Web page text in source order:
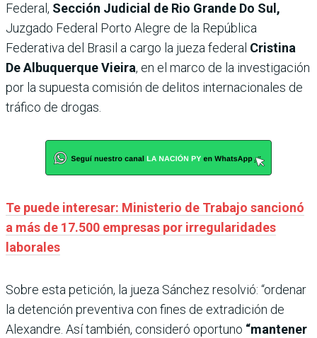
Federal, Sección Judicial de Rio Grande Do Sul,
Juzgado Federal Porto Alegre de la República
Federativa del Brasil a cargo la jueza federal Cristina
De Albuquerque Vieira, en el marco de la investigación
por la supuesta comisión de delitos internacionales de
tráfico de drogas.
Te puede interesar: Ministerio de Trabajo sancionó
a más de 17.500 empresas por irregularidades
laborales
Sobre esta petición, la jueza Sánchez resolvió: “ordenar
la detención preventiva con fines de extradición de
Alexandre. Así también, consideró oportuno “mantener